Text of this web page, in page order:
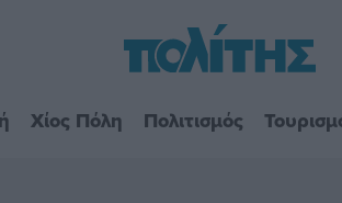
Χίος Πόλη Πολιτισμός